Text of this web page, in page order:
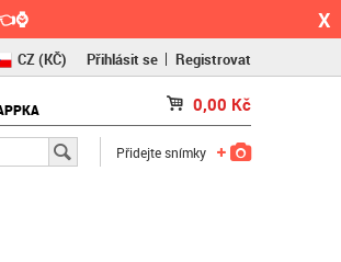
X
CZ(KČ)
(RON)
Přihlásit se Registrovat
0,00 Kč
Přidejte snímky